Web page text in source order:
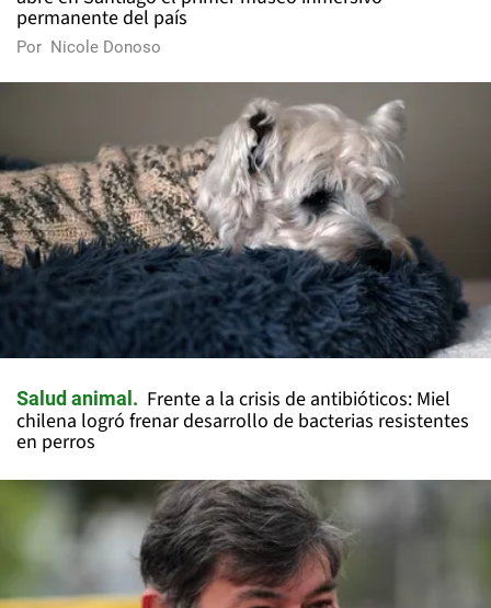
permanente del país
Por Nicole Donoso
Salud animal
Frente a la crisis de antibióticos: Miel
chilena logró frenar desarrollo de bacterias resistentes
en perros